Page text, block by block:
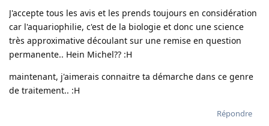
J'accepte tous les avis et les prends toujours en considération
car l'aquariophilie, c'est de la biologie et donc une science
très approximative découlant sur une remise en question
permanente.. Hein Michel?? :H
maintenant, j'aimerais connaitre ta démarche dans ce genre
de traitement.. :H
Répondre